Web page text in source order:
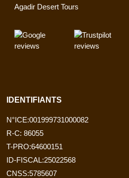
Agadir Desert Tours
IDENTIFIANTS
N°ICE:001999731000082
R-C: 86055
T-PRO:64600151
ID-FISCAL:25022568
CNSS:5785607